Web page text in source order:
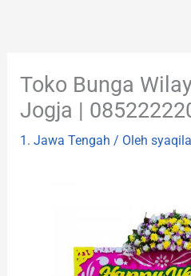
Toko Bunga
Jogja |
1. Jawa Tengah / Olehsyaqila